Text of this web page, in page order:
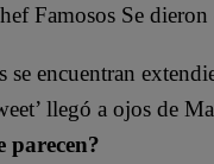
Famosos Se
se encuentran
llegó a ojos de
parecen?